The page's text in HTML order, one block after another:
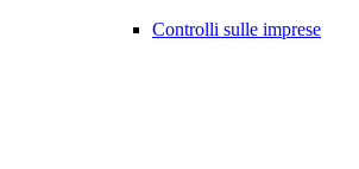
Controlli sulle imprese